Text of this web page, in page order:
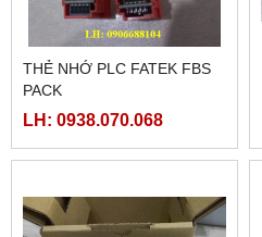
THẺ NHỚ PLC FATEK FBS
PACK
LH: 0938.070.068